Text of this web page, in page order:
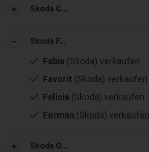
Skoda C...
Skoda F...
Fabia (Skoda) verkaufen
Favorit (Skoda) verkaufen
Felicia (Skoda) verkaufen
Forman (Skoda) verkaufen
Skoda O...